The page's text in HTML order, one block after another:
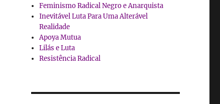
Feminismo Radical Negro e Anarquista
Inevitável Luta Para Uma Alterável
Realidade
Apoya Mutua
Lilás e Luta
Resistência Radical